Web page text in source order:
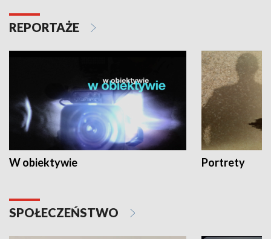
REPORTAŻE
W obiektywie Portrety
SPOŁECZEŃSTWO